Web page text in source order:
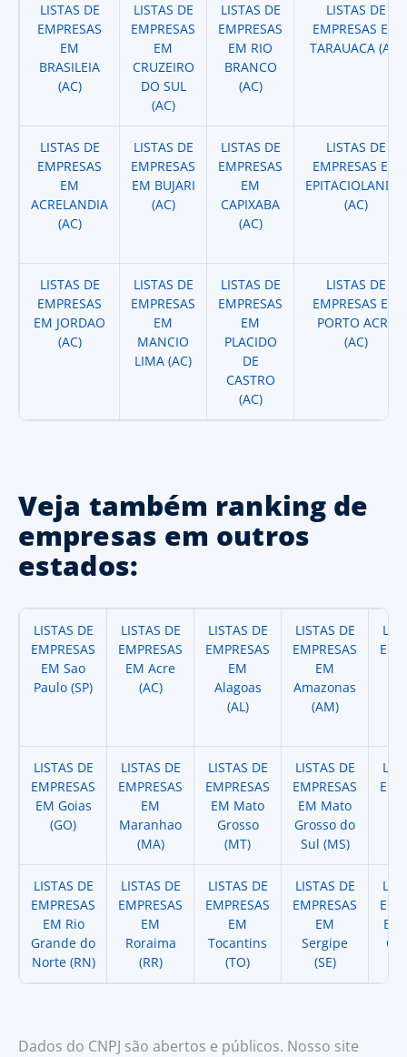
LISTAS DE
EMPRESAS
EM
BRASILEIA
(AC)
LISTAS DE
EMPRESAS
EM
CRUZEIRO
DO SUL
(AC)
LISTAS DE
EMPRESAS
EM RIO
BRANCO
(AC)
LISTAS DE
EMPRESAS EM
TARAUACA (AC)
LISTAS DE
EMPRESAS
EM
ACRELANDIA
(AC)
LISTAS DE
EMPRESAS
EM BUJARI
(AC)
LISTAS DE
EMPRESAS
EM
CAPIXABA
(AC)
LISTAS DE
EMPRESAS EM
EPITACIOLANDIA
(AC)
LISTAS DE
EMPRESAS
EM JORDAO
(AC)
LISTAS DE
EMPRESAS
EM
MANCIO
LIMA (AC)
LISTAS DE
EMPRESAS
EM
PLACIDO
DE
CASTRO
(AC)
LISTAS DE
EMPRESAS EM
PORTO ACRE
(AC)
Veja também ranking de
empresas em outros
estados:
LISTAS DE
EMPRESAS
EM Sao
Paulo (SP)
LISTAS DE
EMPRESAS
EM Acre
(AC)
LISTAS DE
EMPRESAS
EM
Alagoas
(AL)
LISTAS DE
EMPRESAS
EM
Amazonas
(AM)
LISTAS DE
EMPRESAS
EM Goias
(GO)
LISTAS DE
EMPRESAS
EM
Maranhao
(MA)
LISTAS DE
EMPRESAS
EM Mato
Grosso
(MT)
LISTAS DE
EMPRESAS
EM Mato
Grosso do
Sul (MS)
LISTAS DE
EMPRESAS
EM Rio
Grande do
Norte (RN)
LISTAS DE
EMPRESAS
EM
Roraima
(RR)
LISTAS DE
EMPRESAS
EM
Tocantins
(TO)
LISTAS DE
EMPRESAS
EM
Sergipe
(SE)
EM
Dados do CNPJ são abertos e públicos. Nosso site